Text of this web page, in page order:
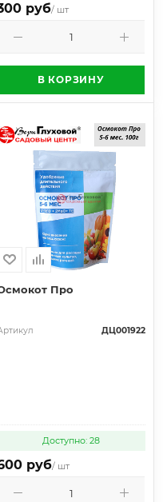
руб/ шт
В КОРЗИНУ
Про
ДЦ001922
Доступно: 28
руб/ шт